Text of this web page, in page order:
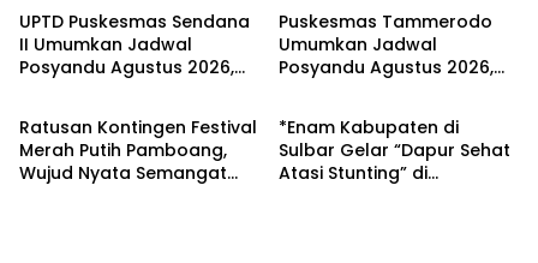
Digital
UPTD Puskesmas Sendana
II Umumkan Jadwal
Posyandu Agustus 2026,
A
Puskesmas Tammerodo
Umumkan Jadwal
Posyandu Agustus 2026,
Input Sulbar
Ratusan Kontingen Festival
Merah Putih Pamboang,
Wujud Nyata Semangat
Input Sulbar
*Enam Kabupaten di
Sulbar Gelar “Dapur Sehat
Atasi Stunting” di